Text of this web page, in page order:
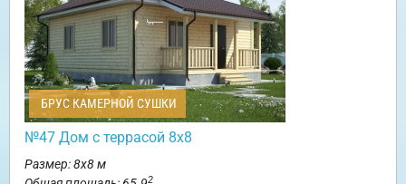
БРУС КАМЕРНОЙ СУШКИ
№47 Дом с террасой 8х8
Размер: 8х8 м
2